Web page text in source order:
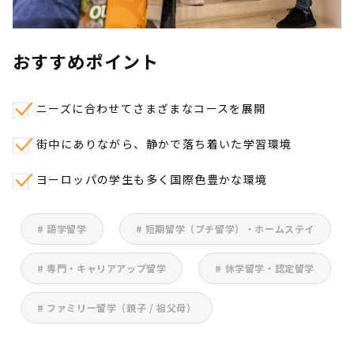
おすすめポイント
ニーズに合わせてさまざまなコースを展開
街中にありながら、静かで落ち着いた学習環境
ヨーロッパの学生も多く国際色豊かな環境
# 語学留学 # 短期留学（プチ留学）・ホームステイ
# 専門・キャリアアップ留学 # 休学留学・認定留学
# ファミリー留学（親子 / 祖父母）